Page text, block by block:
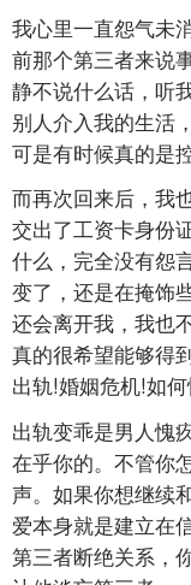
我心里一直怨气未
前那个第三者来说
静不说什么话，听
别人介入我的生活
可是有时候真的是
而再次回来后，我
交出了工资卡身份
什么，完全没有怨
变了，还是在掩饰
还会离开我，我也
真的很希望能够得
出轨!婚姻危机!如
出轨变乖是男人愧
在乎你的。不管你
声。如果你想继续
爱本身就是建立在
第三者断绝关系，